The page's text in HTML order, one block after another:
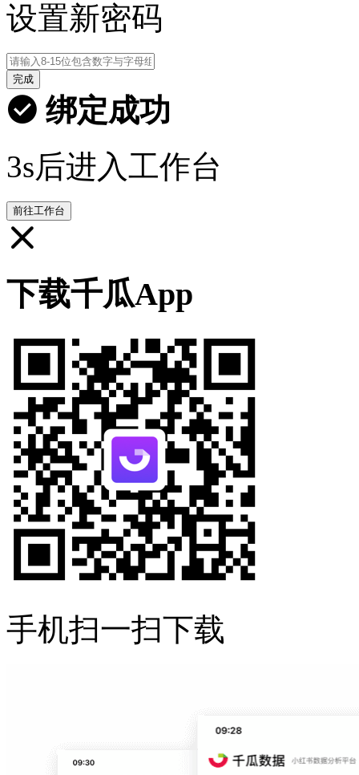
设置新密码
完成
绑定成功
3s后进入工作台
前往工作台
下载千瓜App
手机扫一扫下载